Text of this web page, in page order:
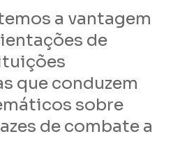
a vantagem
de
que conduzem
sobre
de combate a